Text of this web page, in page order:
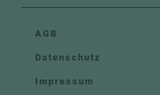
AGB
Datenschutz
Impressum